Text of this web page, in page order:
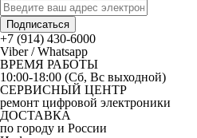
Подписаться
+7 (914) 430-6000
Viber / Whatsapp
ВРЕМЯ РАБОТЫ
10:00-18:00 (Сб, Вс выходной)
СЕРВИСНЫЙ ЦЕНТР
ремонт цифровой электроники
ДОСТАВКА
по городу и России